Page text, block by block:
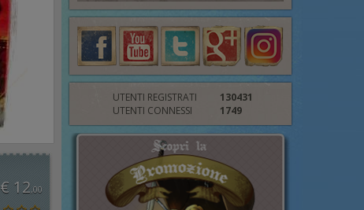
€ 12,00
UTENTI REGISTRATI
130431
UTENTI CONNESSI
1749